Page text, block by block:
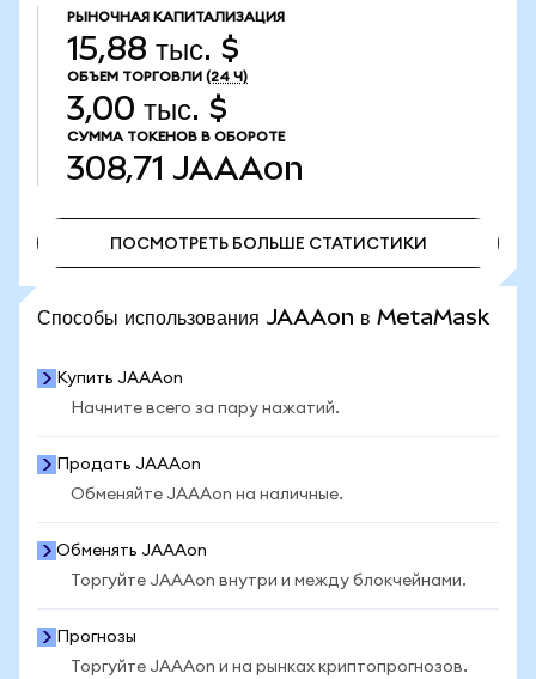
РЫНОЧНАЯ КАПИТАЛИЗАЦИЯ
15,88 тыс. $
ОБЪЕМ ТОРГОВЛИ (24 Ч)
3,00 тыс. $
СУММА ТОКЕНОВ В ОБОРОТЕ
308,71 JAAAon
ПОСМОТРЕТЬ БОЛЬШЕ СТАТИСТИКИ
Способы использования JAAAon в MetaMask
Купить JAAAon
Начните всего за пару нажатий.
Продать JAAAon
Обменяйте JAAAon на наличные.
Обменять JAAAon
Торгуйте JAAAon внутри и между блокчейнами.
Прогнозы
Торгуйте JAAAon и на рынках криптопрогнозов.